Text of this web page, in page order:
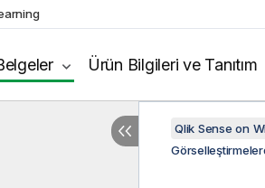
Ürün Bilgileri ve Tanıtım
Qlik Sense on